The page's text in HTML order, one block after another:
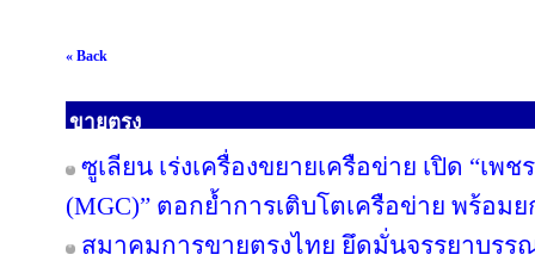
« Back
ขายตรง
ซูเลียน เร่งเครื่องขยายเครือข่าย เปิด “เพ
(MGC)” ตอกย้ำการเติบโตเครือข่าย พร้อ
สมาคมการขายตรงไทย ยึดมั่นจรรยาบรร